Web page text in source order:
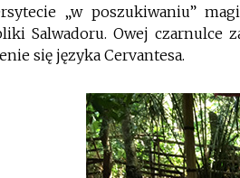
„w poszukiwaniu”
Salwadoru. Owej czarnulce
się języka Cervantesa.